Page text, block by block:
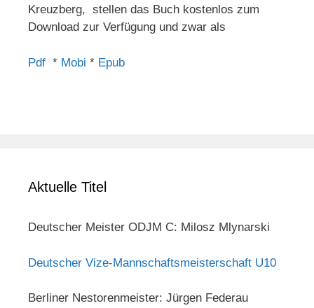
Kreuzberg, stellen das Buch kostenlos zum
Download zur Verfügung und zwar als
Pdf * Mobi * Epub
Aktuelle Titel
Deutscher Meister ODJM C: Milosz Mlynarski
Deutscher Vize-Mannschaftsmeisterschaft U10
Berliner Nestorenmeister: Jürgen Federau